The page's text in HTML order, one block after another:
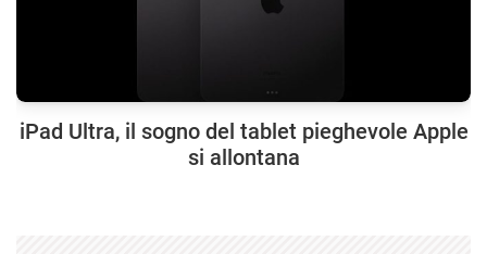
iPad Ultra, il sogno del tablet pieghevole Apple
si allontana